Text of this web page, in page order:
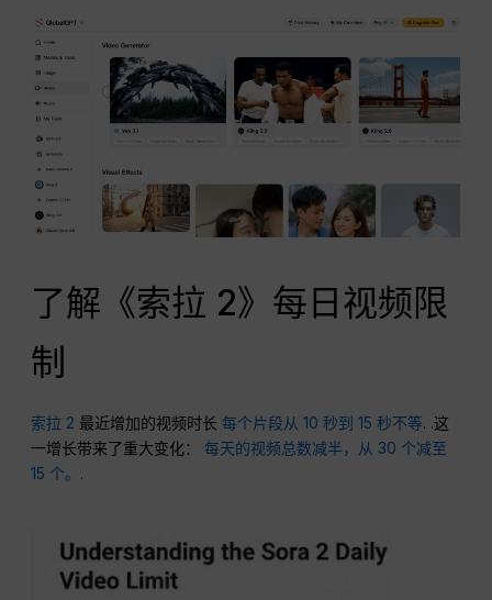
了解《索拉 2》每日视频限
制
索拉 2 最近增加的视频时长每个片段从 10 秒到 15 秒不等. .这
一增长带来了重大变化：每天的视频总数减半，从 30 个减至
15 个。.